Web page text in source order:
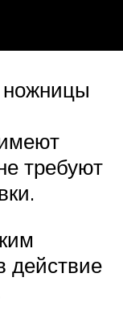
требуют
действие